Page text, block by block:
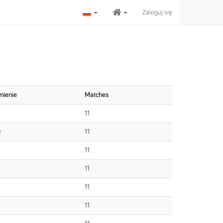
Zaloguj się
Matches
11
11
11
11
11
11